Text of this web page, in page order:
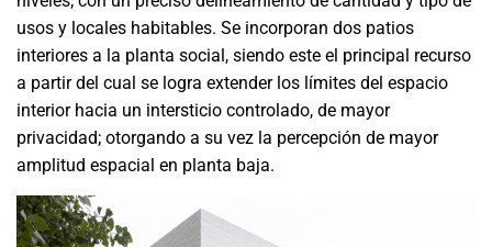
usos y locales habitables. Se incorporan dos patios
interiores a la planta social, siendo este el principal recurso
a partir del cual se logra extender los límites del espacio
interior hacia un intersticio controlado, de mayor
privacidad; otorgando a su vez la percepción de mayor
amplitud espacial en planta baja.